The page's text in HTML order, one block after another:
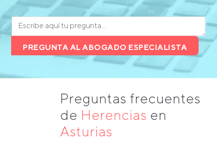
PREGUNTA AL ABOGADO ESPECIALISTA
Preguntas frecuentes
de Herencias en
Asturias